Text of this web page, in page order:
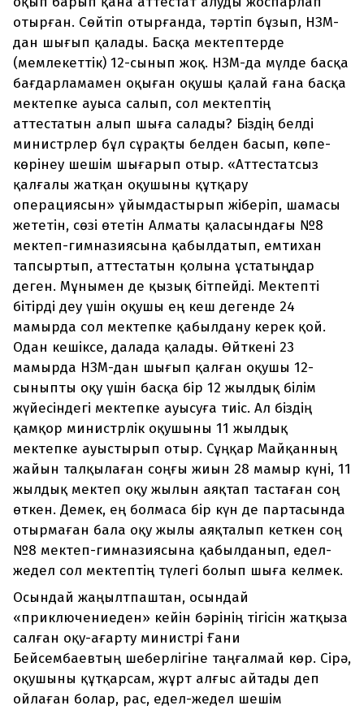
отырған. Сөйтіп отырғанда, тәртіп бұзып, НЗМ-
дан шығып қалады. Басқа мектептерде
(мемлекеттік) 12-сынып жоқ. НЗМ-да мүлде басқа
бағдарламамен оқыған оқушы қалай ғана басқа
мектепке ауыса салып, сол мектептің
аттестатын алып шыға салады? Біздің белді
министрлер бұл сұрақты белден басып, көпе-
көрінеу шешім шығарып отыр. «Аттестатсыз
қалғалы жатқан оқушыны құтқару
операциясын» ұйымдастырып жіберіп, шамасы
жететін, сөзі өтетін Алматы қаласындағы №8
мектеп-гимназиясына қабылдатып, емтихан
тапсыртып, аттестатын қолына ұстатыңдар
деген. Мұнымен де қызық бітпейді. Мектепті
бітірді деу үшін оқушы ең кеш дегенде 24
мамырда сол мектепке қабылдану керек қой.
Одан кешіксе, далада қалады. Өйткені 23
мамырда НЗМ-дан шығып қалған оқушы 12-
сыныпты оқу үшін басқа бір 12 жылдық білім
жүйесіндегі мектепке ауысуға тиіс. Ал біздің
қамқор министрлік оқушыны 11 жылдық
мектепке ауыстырып отыр. Сұңқар Майқанның
жайын талқылаған соңғы жиын 28 мамыр күні, 11
жылдық мектеп оқу жылын аяқтап тастаған соң
өткен. Демек, ең болмаса бір күн де партасында
отырмаған бала оқу жылы аяқталып кеткен соң
№8 мектеп-гимназиясына қабылданып, едел-
жедел сол мектептің түлегі болып шыға келмек.
Осындай жаңылтпаштан, осындай
«приключениеден» кейін бәрінің тігісін жатқыза
салған оқу-ағарту министрі Ғани
Бейсембаевтың шеберлігіне таңғалмай көр. Сірә,
оқушыны құтқарсам, жұрт алғыс айтады деп
ойлаған болар, рас, едел-жедел шешім